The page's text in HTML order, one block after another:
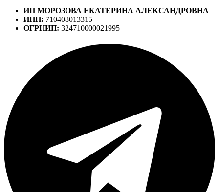
ИП МОРОЗОВА ЕКАТЕРИНА АЛЕКСАНДРОВНА
ИНН: 710408013315
ОГРНИП: 324710000021995